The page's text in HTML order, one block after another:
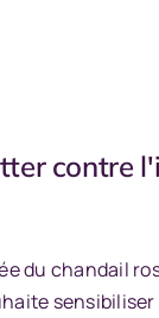
contre
du chandail